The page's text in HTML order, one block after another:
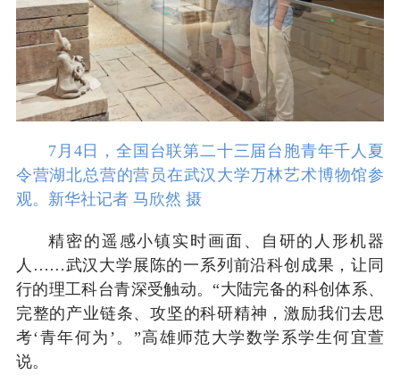
7月4日，全国台联第二十三届台胞青年千人夏
令营湖北总营的营员在武汉大学万林艺术博物馆参
观。新华社记者 马欣然 摄
精密的遥感小镇实时画面、自研的人形机器
人……武汉大学展陈的一系列前沿科创成果，让同
行的理工科台青深受触动。“大陆完备的科创体系、
完整的产业链条、攻坚的科研精神，激励我们去思
考‘青年何为’。”高雄师范大学数学系学生何宜萱
说。